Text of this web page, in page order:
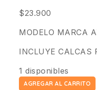
$23.900
MODELO MARCA
INCLUYE CALCAS
1 disponibles
AGREGAR AL CARRITO